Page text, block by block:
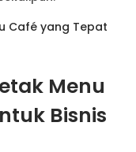
Café yang Tepat
Menu
Bisnis